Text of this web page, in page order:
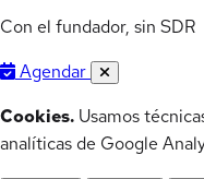
Con el fundador, sin SDR
Agendar
Cookies. Usamos
analíticas de Google